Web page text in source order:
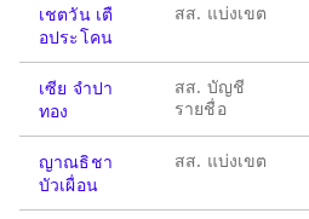
เชตวัน เตื
อประโคน
สส. แบ่งเขต
เซีย จำปา
ทอง
สส. บัญชี
รายชื่อ
ญาณธิชา
บัวเผื่อน
สส. แบ่งเขต